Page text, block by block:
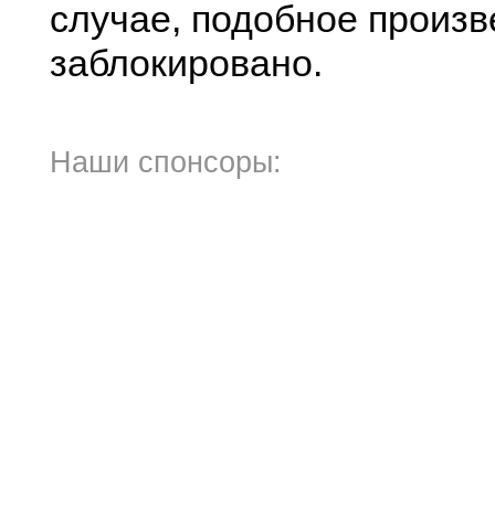
случае, подобное
заблокировано.
Наши спонсоры: